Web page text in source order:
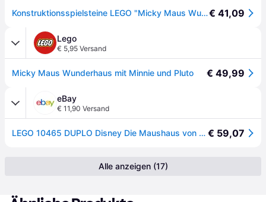
Konstruktionsspielsteine LEGO "Micky Maus Wunderhaus mit Minnie und Pluto (10465), LEGO DUPLO DisneyTM", bunt, Spielbausteine, Kinder, Kunststoff, Konstruktionsspielsteine€ 41,09
Lego
€ 5,95 Versand
Micky Maus Wunderhaus mit Minnie und Pluto € 49,99
eBay
€ 11,90 Versand
LEGO 10465 DUPLO Disney Die Maushaus von Mickey mit Minnie und Pluto € 59,07
Alle anzeigen (17)